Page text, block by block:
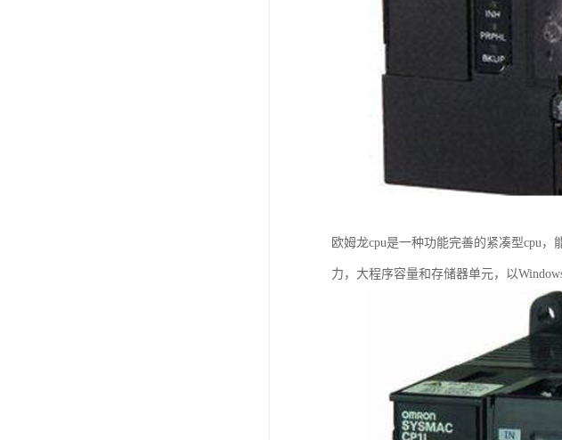
欧姆龙cpu是一种功能完善的紧凑型cpu
力，大程序容量和存储器单元，以